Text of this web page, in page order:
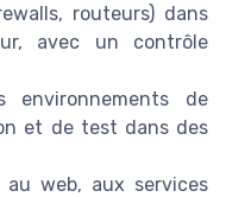
routeurs) dans
avec un contrôle
environnements de
et de test dans des
web, aux services